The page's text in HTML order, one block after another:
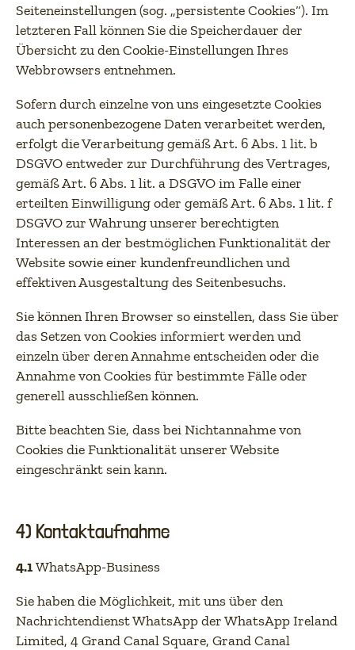
Seiteneinstellungen (sog. „persistente Cookies“). Im
letzteren Fall können Sie die Speicherdauer der
Übersicht zu den Cookie-Einstellungen Ihres
Webbrowsers entnehmen.
Sofern durch einzelne von uns eingesetzte Cookies
auch personenbezogene Daten verarbeitet werden,
erfolgt die Verarbeitung gemäß Art. 6 Abs. 1 lit. b
DSGVO entweder zur Durchführung des Vertrages,
gemäß Art. 6 Abs. 1 lit. a DSGVO im Falle einer
erteilten Einwilligung oder gemäß Art. 6 Abs. 1 lit. f
DSGVO zur Wahrung unserer berechtigten
Interessen an der bestmöglichen Funktionalität der
Website sowie einer kundenfreundlichen und
effektiven Ausgestaltung des Seitenbesuchs.
Sie können Ihren Browser so einstellen, dass Sie über
das Setzen von Cookies informiert werden und
einzeln über deren Annahme entscheiden oder die
Annahme von Cookies für bestimmte Fälle oder
generell ausschließen können.
Bitte beachten Sie, dass bei Nichtannahme von
Cookies die Funktionalität unserer Website
eingeschränkt sein kann.
4) Kontaktaufnahme
4.1WhatsApp-Business
Sie haben die Möglichkeit, mit uns über den
Nachrichtendienst WhatsApp der WhatsApp Ireland
Limited, 4 Grand Canal Square, Grand Canal